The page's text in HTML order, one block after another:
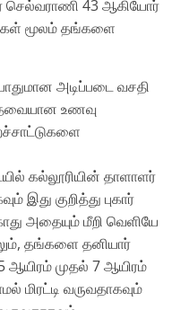
செல்வராணி 43 ஆகியோர்
மூலம் தங்களை
அடிப்படை வசதி
உணவு
கல்லூரியின் தாளாளர்
இது குறித்து புகார்
அதையும் மீறி வெளியே
தங்களை தனியார்
ஆயிரம் முதல் 7 ஆயிரம்
வருவதாகவும்